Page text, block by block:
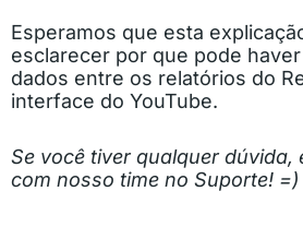
Esperamos que esta
esclarecer por que pode
dados entre os relatórios do
interface do YouTube.
Se você tiver qualquer dúvida,
com nosso time no Suporte! =)